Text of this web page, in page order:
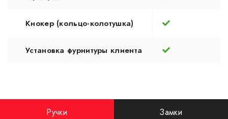
Кнокер (кольцо-колотушка)
Установка фурнитуры клиента
Ручки Замки